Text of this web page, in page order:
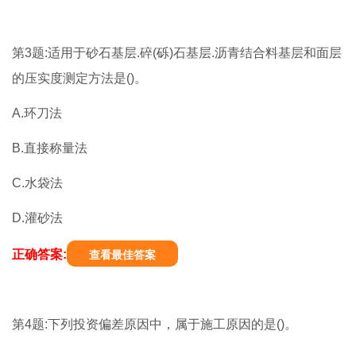
第3题:适用于砂石基层.碎(砾)石基层.沥青结合料基层和面层
的压实度测定方法是()。
A.环刀法
B.直接称量法
C.水袋法
D.灌砂法
正确答案: 查看最佳答案
第4题:下列投资偏差原因中，属于施工原因的是()。